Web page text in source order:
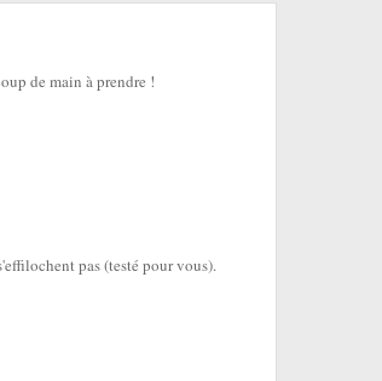
de main à prendre !
pas (testé pour vous).